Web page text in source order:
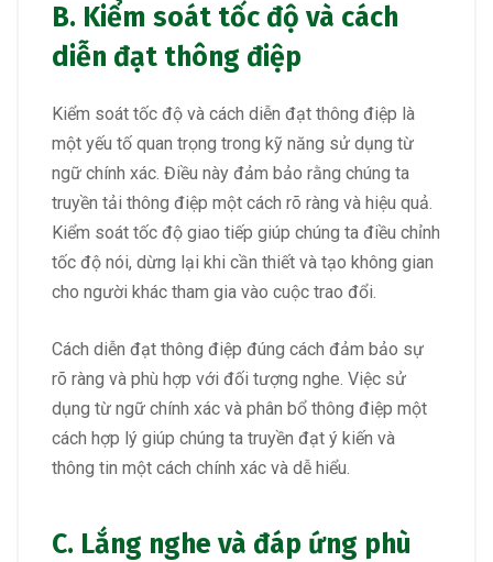
B. Kiểm soát tốc độ và cách
diễn đạt thông điệp
Kiểm soát tốc độ và cách diễn đạt thông điệp là
một yếu tố quan trọng trong kỹ năng sử dụng từ
ngữ chính xác. Điều này đảm bảo rằng chúng ta
truyền tải thông điệp một cách rõ ràng và hiệu quả.
Kiểm soát tốc độ giao tiếp giúp chúng ta điều chỉnh
tốc độ nói, dừng lại khi cần thiết và tạo không gian
cho người khác tham gia vào cuộc trao đổi.
Cách diễn đạt thông điệp đúng cách đảm bảo sự
rõ ràng và phù hợp với đối tượng nghe. Việc sử
dụng từ ngữ chính xác và phân bổ thông điệp một
cách hợp lý giúp chúng ta truyền đạt ý kiến và
thông tin một cách chính xác và dễ hiểu.
C. Lắng nghe và đáp ứng phù